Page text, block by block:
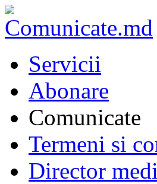
Servicii
Abonare
Comunicate
Termeni si
Director